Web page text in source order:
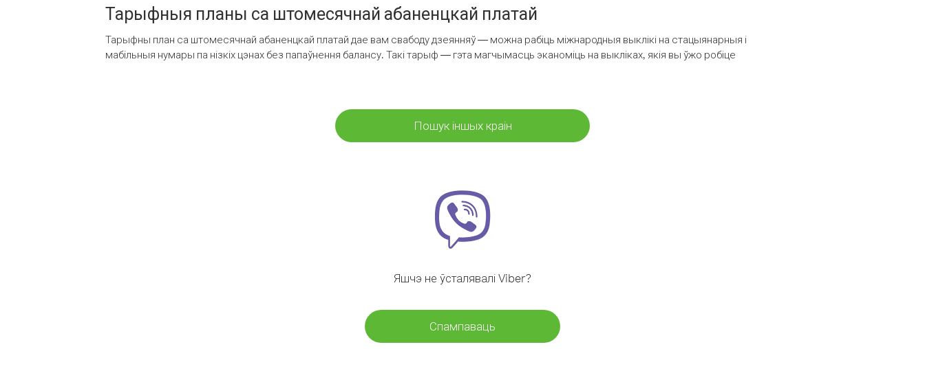
Тарыфныя планы са штомесячнай абаненцкай платай
Тарыфны план са штомесячнай абаненцкай платай дае вам свабоду дзеянняў — можна рабіць міжнародныя выклікі на стацыянарныя і
мабільныя нумары па нізкіх цэнах без папаўнення балансу. Такі тарыф — гэта магчымасць эканоміць на выкліках, якія вы ўжо робіце
Пошук іншых краін
Яшчэ не ўсталявалі Viber?
Спампаваць